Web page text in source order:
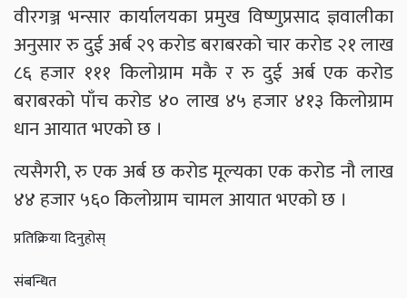
वीरगञ्ज भन्सार कार्यालयका प्रमुख विष्णुप्रसाद ज्ञवालीका
अनुसार रु दुई अर्ब २९ करोड बराबरको चार करोड २१ लाख
८६ हजार १११ किलोग्राम मकै र रु दुई अर्ब एक करोड
बराबरको पाँच करोड ४० लाख ४५ हजार ४१३ किलोग्राम
धान आयात भएको छ ।
त्यसैगरी, रु एक अर्ब छ करोड मूल्यका एक करोड नौ लाख
४४ हजार ५६० किलोग्राम चामल आयात भएको छ ।
प्रतिक्रिया दिनुहोस्
संबन्धित